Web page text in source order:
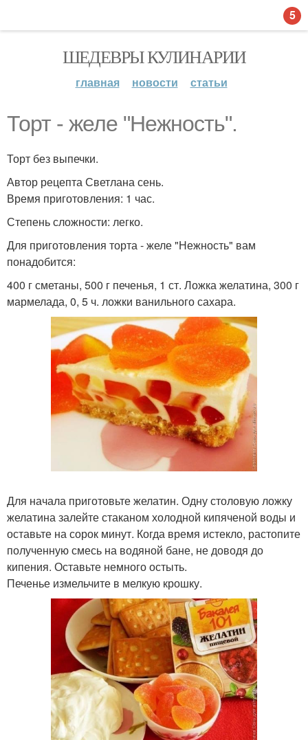
ШЕДЕВРЫ КУЛИНАРИИ
главная новости статьи
Торт - желе "Нежность".
Торт без выпечки.
Автор рецепта Светлана сень.
Время приготовления: 1 час.
Степень сложности: легко.
Для приготовления торта - желе "Нежность" вам
понадобится:
400 г сметаны, 500 г печенья, 1 ст. Ложка желатина, 300 г
мармелада, 0, 5 ч. ложки ванильного сахара.
Для начала приготовьте желатин. Одну столовую ложку
желатина залейте стаканом холодной кипяченой воды и
оставьте на сорок минут. Когда время истекло, растопите
полученную смесь на водяной бане, не доводя до
кипения. Оставьте немного остыть.
Печенье измельчите в мелкую крошку.
5